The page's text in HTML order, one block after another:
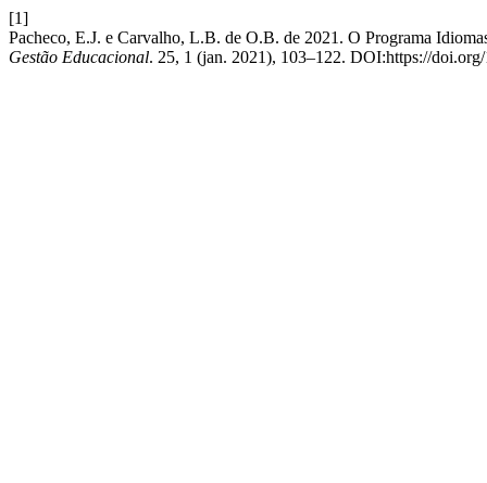
[1]
Pacheco, E.J. e Carvalho, L.B. de O.B. de 2021. O Programa
Gestão Educacional. 25, 1 (jan. 2021), 103–122. DOI:https://